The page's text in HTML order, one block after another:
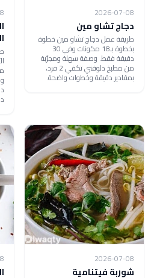
2026-07-08
دجاج تشاو مين
طريقة عمل دجاج تشاو مين خطوة
بخطوة بـ18 مكونات وفي 30
دقيقة فقط. وصفة سهلة ومجرّبة
من مطبخ دلوقتي تكفي 2 فرد،
بمقادير دقيقة وخطوات واضحة.
2026-07-08
شوربة فيتنامية